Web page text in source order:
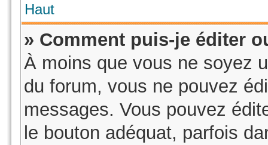
Haut
» Comment puis-je éditer
À moins que vous ne soyez
du forum, vous ne pouvez
messages. Vous pouvez
le bouton adéquat, parfois